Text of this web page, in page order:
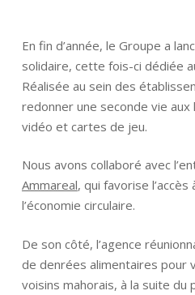
En fin d’année, le Groupe a
solidaire, cette fois-ci dédiée
Réalisée au sein des
redonner une seconde vie aux
vidéo et cartes de jeu.
Nous avons collaboré avec
Ammareal, qui favorise
l’économie circulaire.
De son côté, l’agence
de denrées alimentaires pour
voisins mahorais, à la suite du